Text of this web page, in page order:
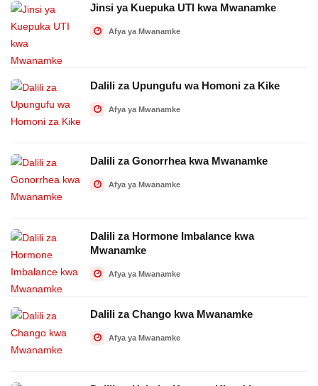
Jinsi ya Kuepuka UTI kwa Mwanamke
Afya ya Mwanamke
Dalili za Upungufu wa Homoni za Kike
Afya ya Mwanamke
Dalili za Gonorrhea kwa Mwanamke
Afya ya Mwanamke
Dalili za Hormone Imbalance kwa
Mwanamke
Afya ya Mwanamke
Dalili za Chango kwa Mwanamke
Afya ya Mwanamke